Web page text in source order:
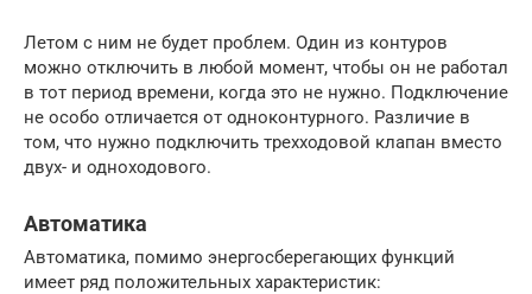
Летом с ним не будет проблем. Один из контуров
можно отключить в любой момент, чтобы он не работал
в тот период времени, когда это не нужно. Подключение
не особо отличается от одноконтурного. Различие в
том, что нужно подключить трехходовой клапан вместо
двух- и одноходового.
Автоматика
Автоматика, помимо энергосберегающих функций
имеет ряд положительных характеристик: